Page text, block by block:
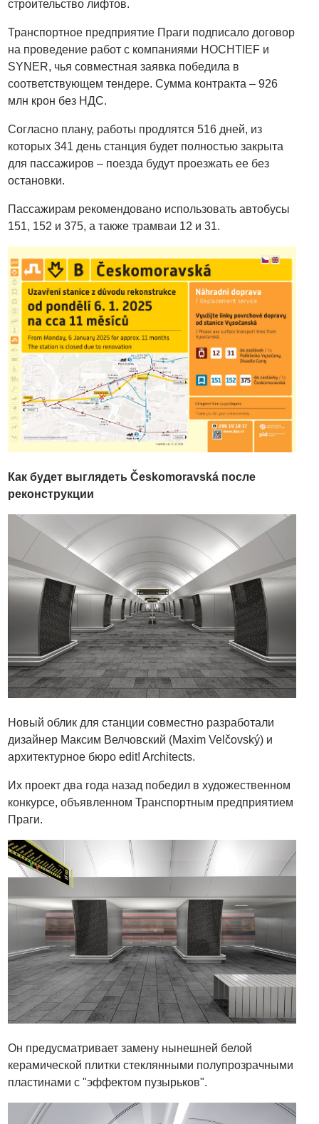
строительство лифтов.
Транспортное предприятие Праги подписало договор
на проведение работ с компаниями HOCHTIEF и
SYNER, чья совместная заявка победила в
соответствующем тендере. Сумма контракта – 926
млн крон без НДС.
Согласно плану, работы продлятся 516 дней, из
которых 341 день станция будет полностью закрыта
для пассажиров – поезда будут проезжать ее без
остановки.
Пассажирам рекомендовано использовать автобусы
151, 152 и 375, а также трамваи 12 и 31.
Как будет выглядеть Českomoravská после
реконструкции
Новый облик для станции совместно разработали
дизайнер Максим Велчовский (Maxim Velčovský) и
архитектурное бюро edit! Architects.
Их проект два года назад победил в художественном
конкурсе, объявленном Транспортным предприятием
Праги.
Он предусматривает замену нынешней белой
керамической плитки стеклянными полупрозрачными
пластинами с "эффектом пузырьков".